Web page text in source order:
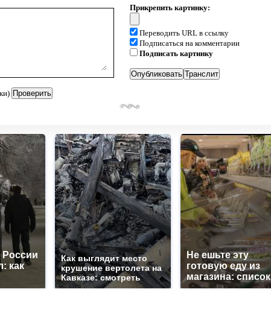
Прикрепить картинку:
Переводить URL в ссылку
Подписаться на комментарии
Подписать картинку
России
как
Как выглядит место
крушение вертолета на
Кавказе: смотреть
Не ешьте эту
готовую еду из
магазина: список